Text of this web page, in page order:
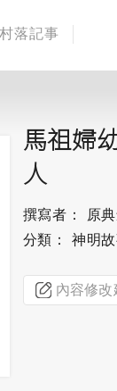
村落記事
馬祖婦
人
撰寫者： 原
分類： 神明
內容修改